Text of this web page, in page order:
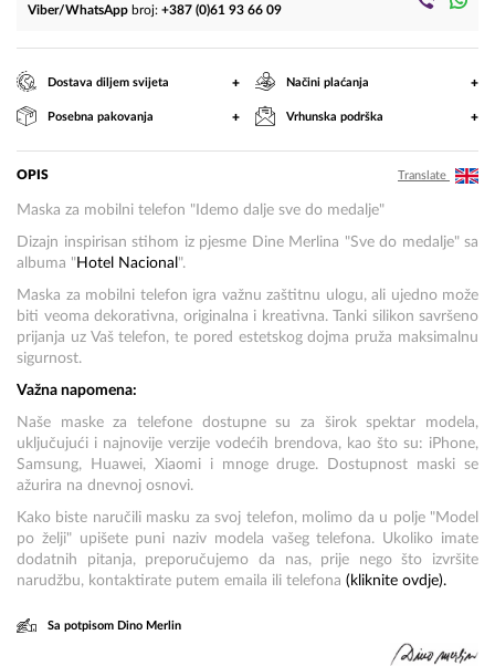
Viber/WhatsApp broj: +387 (0)61 93 66 09
Dostava diljem svijeta + Načini plaćanja +
Posebna pakovanja + Vrhunska podrška +
OPIS Translate
Maska za mobilni telefon "Idemo dalje sve do medalje"
Dizajn inspirisan stihom iz pjesme Dine Merlina "Sve do medalje" sa
albuma "Hotel Nacional ".
Maska za mobilni telefon igra važnu zaštitnu ulogu, ali ujedno može
biti veoma dekorativna, originalna i kreativna. Tanki silikon savršeno
prijanja uz Vaš telefon, te pored estetskog dojma pruža maksimalnu
sigurnost.
Važna napomena:
Naše maske za telefone dostupne su za širok spektar modela,
uključujući i najnovije verzije vodećih brendova, kao što su: iPhone,
Samsung, Huawei, Xiaomi i mnoge druge. Dostupnost maski se
ažurira na dnevnoj osnovi.
Kako biste naručili masku za svoj telefon, molimo da u polje "Model
po želji" upišete puni naziv modela vašeg telefona. Ukoliko imate
dodatnih pitanja, preporučujemo da nas, prije nego što izvršite
narudžbu, kontaktirate putem emaila ili telefona (kliknite ovdje).
Sa potpisom Dino Merlin